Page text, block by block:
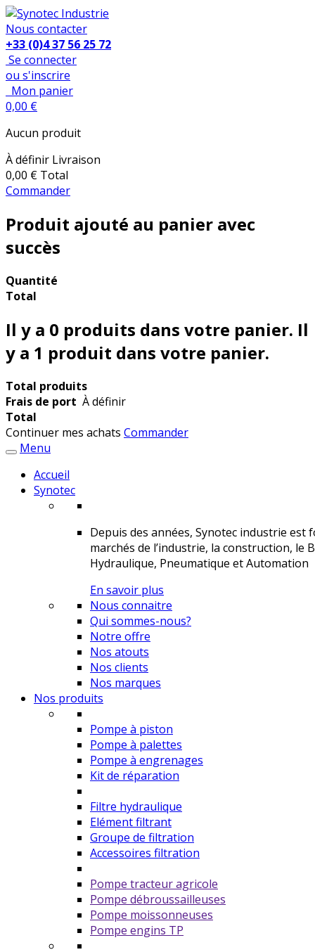
Nous contacter
+33 (0)4 37 56 25 72
Se connecter
ou s'inscrire
Mon panier
0,00 €
Aucun produit
À définir Livraison
0,00 € Total
Commander
Produit ajouté au panier avec
succès
Quantité
Total
Il y a 0 produits dans votre panier. Il
y a 1 produit dans votre panier.
Total produits
Frais de port À définir
Total
Continuer mes achats Commander
Menu
Accueil
Synotec
Depuis des années, Synotec industrie
marchés de l’industrie, la construction, le
Hydraulique, Pneumatique et Automation
En savoir plus
Nous connaitre
Qui sommes-nous?
Notre offre
Nos atouts
Nos clients
Nos marques
Nos produits
Pompe à piston
Pompe à palettes
Pompe à engrenages
Kit de réparation
Filtre hydraulique
Elément filtrant
Groupe de filtration
Accessoires filtration
Pompe tracteur agricole
Pompe débroussailleuses
Pompe moissonneuses
Pompe engins TP